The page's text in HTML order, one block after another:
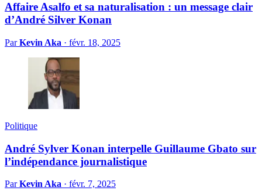
Affaire Asalfo et sa naturalisation : un message clair
d’André Silver Konan
ParKevin Aka · févr. 18, 2025
Politique
André Sylver Konan interpelle Guillaume Gbato sur
l’indépendance journalistique
ParKevin Aka · févr. 7, 2025